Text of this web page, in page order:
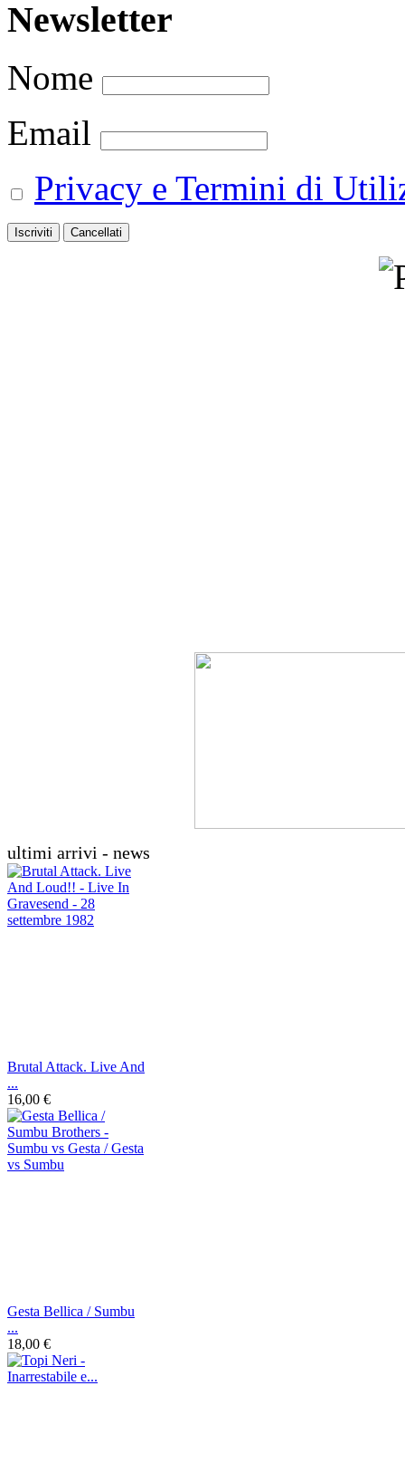
Newsletter
Nome
Email
Privacy e Termini di
ultimi arrivi - news
Brutal Attack. Live And
...
16,00 €
Gesta Bellica / Sumbu
...
18,00 €